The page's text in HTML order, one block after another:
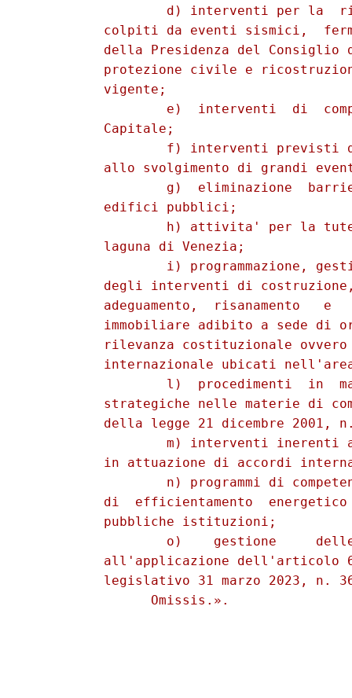
d) interventi per la
colpiti da eventi sismici,
della Presidenza del Consiglio
protezione civile e
          vigente;
e)  interventi  di
          Capitale;
f) interventi previsti
allo svolgimento di grandi
g)  eliminazione
          edifici pubblici;
h) attivita' per la
          laguna di Venezia;
i) programmazione,
degli interventi di
adeguamento,  risanamento   e
immobiliare adibito a sede di
rilevanza costituzionale
internazionale ubicati
l)  procedimenti  in
strategiche nelle materie di
della legge 21 dicembre 2001,
m) interventi inerenti
in attuazione di accordi
n) programmi di
di  efficientamento
          pubbliche istituzioni;
o)    gestione
all'applicazione dell'articolo
legislativo 31 marzo 2023, n.